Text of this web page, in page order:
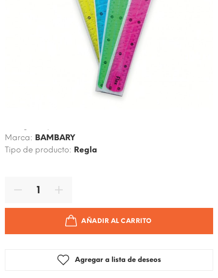
Marca: BAMBARY
Tipo de producto: Regla
AÑADIR AL CARRITO
Agregar a lista de deseos